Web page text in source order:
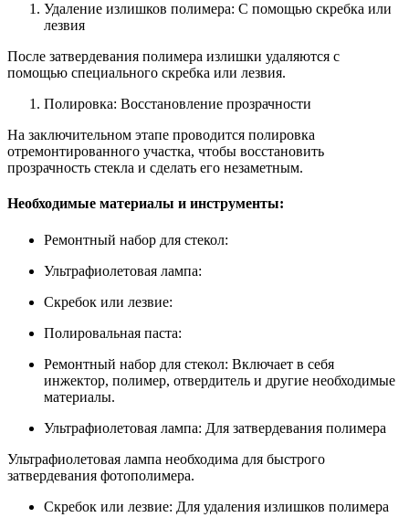
Удаление излишков полимера: С помощью скребка или
лезвия
После затвердевания полимера излишки удаляются с
помощью специального скребка или лезвия.
Полировка: Восстановление прозрачности
На заключительном этапе проводится полировка
отремонтированного участка, чтобы восстановить
прозрачность стекла и сделать его незаметным.
Необходимые материалы и инструменты:
Ремонтный набор для стекол:
Ультрафиолетовая лампа:
Скребок или лезвие:
Полировальная паста:
Ремонтный набор для стекол: Включает в себя
инжектор, полимер, отвердитель и другие необходимые
материалы.
Ультрафиолетовая лампа: Для затвердевания полимера
Ультрафиолетовая лампа необходима для быстрого
затвердевания фотополимера.
Скребок или лезвие: Для удаления излишков полимера